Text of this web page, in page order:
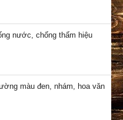
nước, chống thấm hiệu
màu đen, nhám, hoa văn